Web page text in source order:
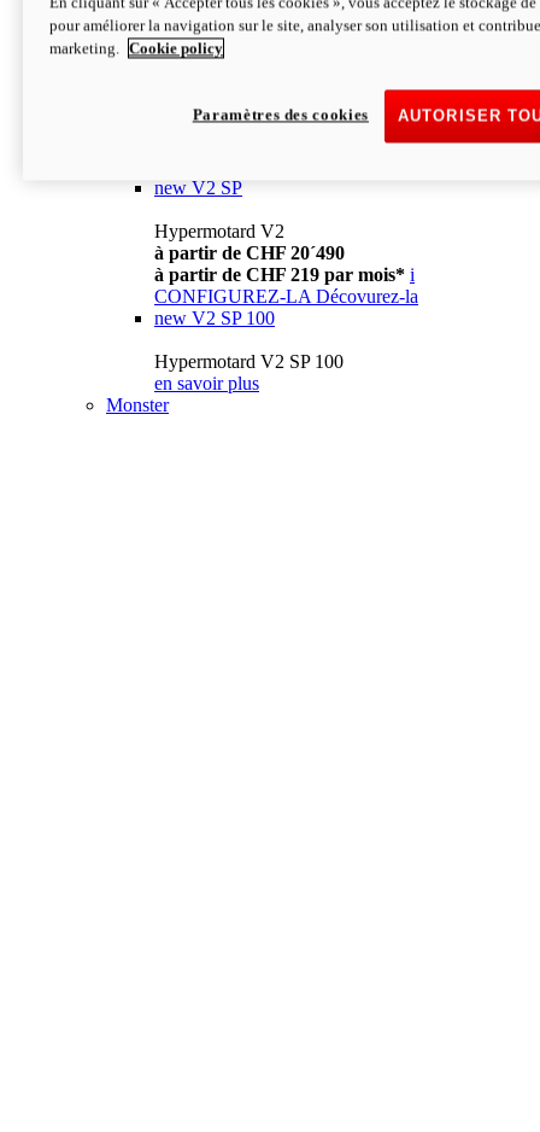
à partir de CHF 13´990 i
CONFIGUREZ-LA Décovurez-la
newV2
à partir de CHF 15´990
à partir de CHF 169 par mois* i
new V2 SP
Hypermotard V2
à partir de CHF 20´490
à partir de CHF 219 par mois* i
CONFIGUREZ-LA Décovurez-la
new V2 SP 100
Hypermotard V2 SP 100
en savoir plus
Monster
pour améliorer la navigation sur le site, analyser son utilisation et
marketing.
Cookie policy
AUTORISER
Paramètres des cookies